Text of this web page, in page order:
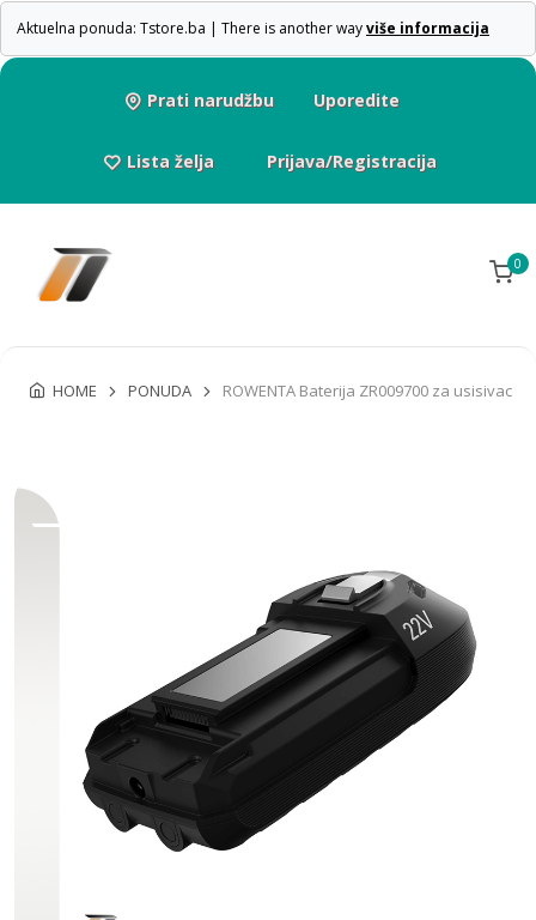
Aktuelna ponuda: Tstore.ba | There is another wayviše informacija
Prati narudžbu Uporedite
Lista želja Prijava/Registracija
0
HOME PONUDA ROWENTA Baterija ZR009700 za usisivac